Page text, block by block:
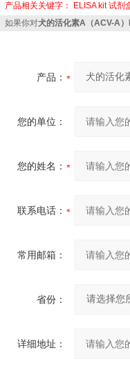
产品相关关键字： ELISA kit 试剂
如果你对犬的活化素A（ACV-A
产品：
您的单位：
您的姓名：
联系电话：
常用邮箱：
省份：
详细地址：